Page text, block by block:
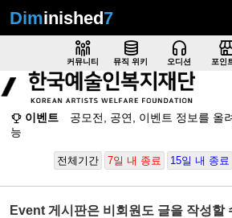
Diminished7
커뮤니티 뮤직 위키 오디션 포인
이벤트
공모전, 공연, 이벤트 정보를 올
능
전체기간 7일 내 종료 15일 내 종료
Event 게시판은 비회원도 글을 작성할
Sketchbook5, 스케
Sketchbook5, 스케